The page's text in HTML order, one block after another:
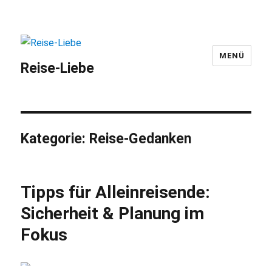
Reise-Liebe
MENÜ
Kategorie: Reise-Gedanken
Tipps für Alleinreisende:
Sicherheit & Planung im
Fokus